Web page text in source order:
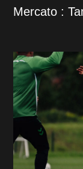
Mercato :